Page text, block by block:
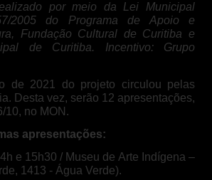
por meio da Lei Municipal
2005 do Programa de Apoio e
Fundação Cultural de Curitiba e
de Curitiba. Incentivo: Grupo
de 2021 do projeto circulou pelas
Desta vez, serão 12 apresentações,
10, no MON.
apresentações:
e 15h30 / Museu de Arte Indígena –
1413 - Água Verde).